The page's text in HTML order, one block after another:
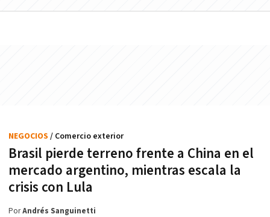
Brasil pierde terreno frente a China en el
mercado argentino, mientras escala la
crisis con Lula
NEGOCIOS / Comercio exterior
PorAndrés Sanguinetti